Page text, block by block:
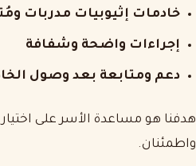
خادمات إثيوبيات مدربات
إجراءات واضحة وشفافة
دعم ومتابعة بعد وصول
هدفنا هو مساعدة الأسر على
واطمئنان.